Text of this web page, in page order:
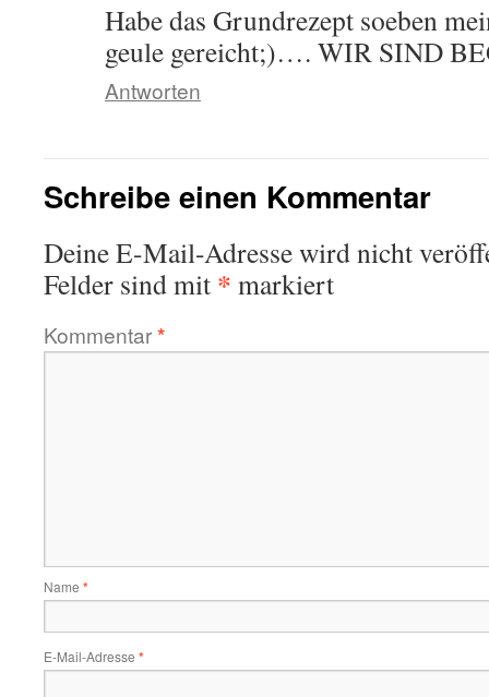
Habe das Grundrezept soeben
geule gereicht;)…. WIR SIND
Antworten
Schreibe einen Kommentar
Deine E-Mail-Adresse wird nicht
Felder sind mit * markiert
Kommentar*
Name *
E-Mail-Adresse *